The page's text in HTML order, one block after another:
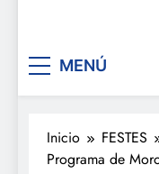
MENÚ
Inicio FESTES
Programa de